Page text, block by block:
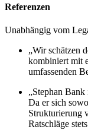
Referenzen
Unabhängig vom
„Wir schätzen
kombiniert mit
umfassenden
„Stephan
Da er sich
Strukturierung
Ratschläge